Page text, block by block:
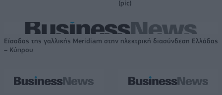
(pic)
Είσοδος της γαλλικής Meridiam στην ηλεκτρική διασύνδεση Ελλάδας
– Κύπρου